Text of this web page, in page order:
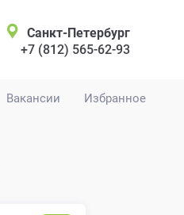
Вакансии Избранное
Санкт-Петербург
+7 (812) 565-62-93